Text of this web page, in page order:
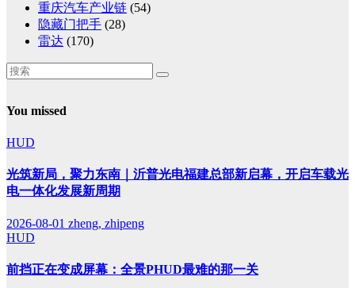
重庆汽车产业链 (54)
隐藏门把手 (28)
雷达 (170)
You missed
HUD
光筑新局，聚力东南｜沂普光电福建总部新启幕，开启车载光
电一体化发展新周期
2026-08-01 zheng, zhipeng
HUD
前挡正在变成屏幕：全景PHUD最难的那一关